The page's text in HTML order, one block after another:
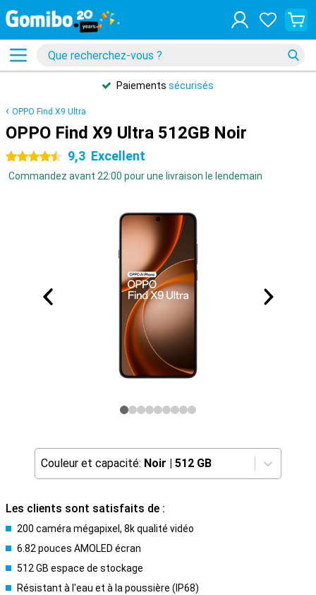
Paiements sécurisés
OPPO Find X9 Ultra
OPPO Find X9 Ultra 512GB Noir
4.5 étoiles 9,3 Excellent
Commandez avant 22:00 pour une livraison le lendemain
Couleur et capacité: Noir | 512 GB
Les clients sont satisfaits de :
200 caméra mégapixel, 8k qualité vidéo
6.82 pouces AMOLED écran
512 GB espace de stockage
Résistant à l'eau et à la poussière (IP68)